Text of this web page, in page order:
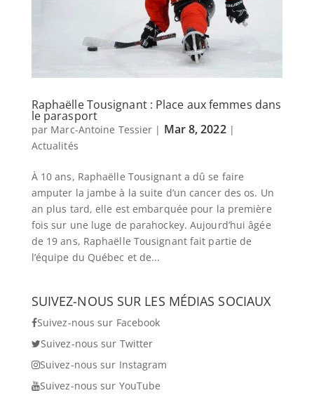
Raphaëlle Tousignant : Place aux femmes dans
le parasport
par Marc-Antoine Tessier | Mar 8, 2022|
Actualités
À 10 ans, Raphaëlle Tousignant a dû se faire
amputer la jambe à la suite d’un cancer des os. Un
an plus tard, elle est embarquée pour la première
fois sur une luge de parahockey. Aujourd’hui âgée
de 19 ans, Raphaëlle Tousignant fait partie de
l’équipe du Québec et de...
SUIVEZ-NOUS SUR LES MÉDIAS SOCIAUX
Suivez-nous sur Facebook
Suivez-nous sur Twitter
Suivez-nous sur Instagram
Suivez-nous sur YouTube